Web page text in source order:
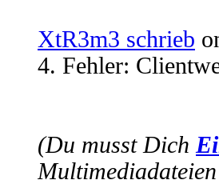
XtR3m3 schrieb
4. Fehler:
(Du musst Dich